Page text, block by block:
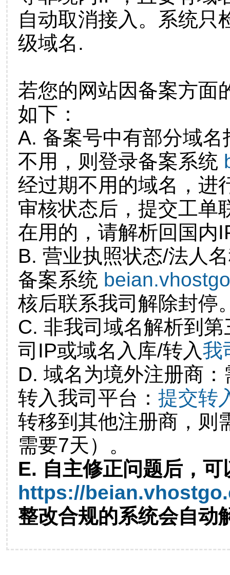
自动取消接入。系统只
级域名.
若您的网站因备案方面
如下：
A. 备案号中有部分域
不用，则登录备案系统
经过期不用的域名，进
审核状态后，提交工单
在用的，请解析回国内
B. 营业执照状态/法人
备案系统
核后联系我司解除封停
C. 非我司域名解析到
司IP或域名入库/转入我
D. 域名为境外注册商
转入我司平台： 提交转
转移到其他注册商，则
需要7天）。
E. 自主修正问题后，可
https://
整改合规的系统会自动